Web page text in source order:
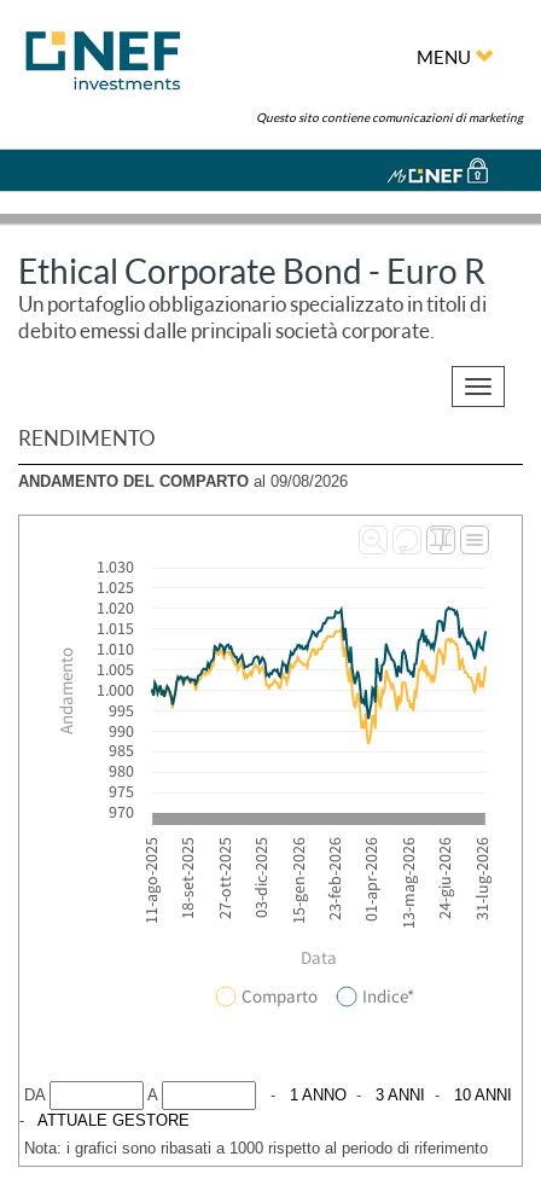
MENU
Questo sito contiene comunicazioni di marketing
Ethical Corporate Bond - Euro R
Un portafoglio obbligazionario specializzato in titoli di
debito emessi dalle principali società corporate.
Toggle
RENDIMENTO